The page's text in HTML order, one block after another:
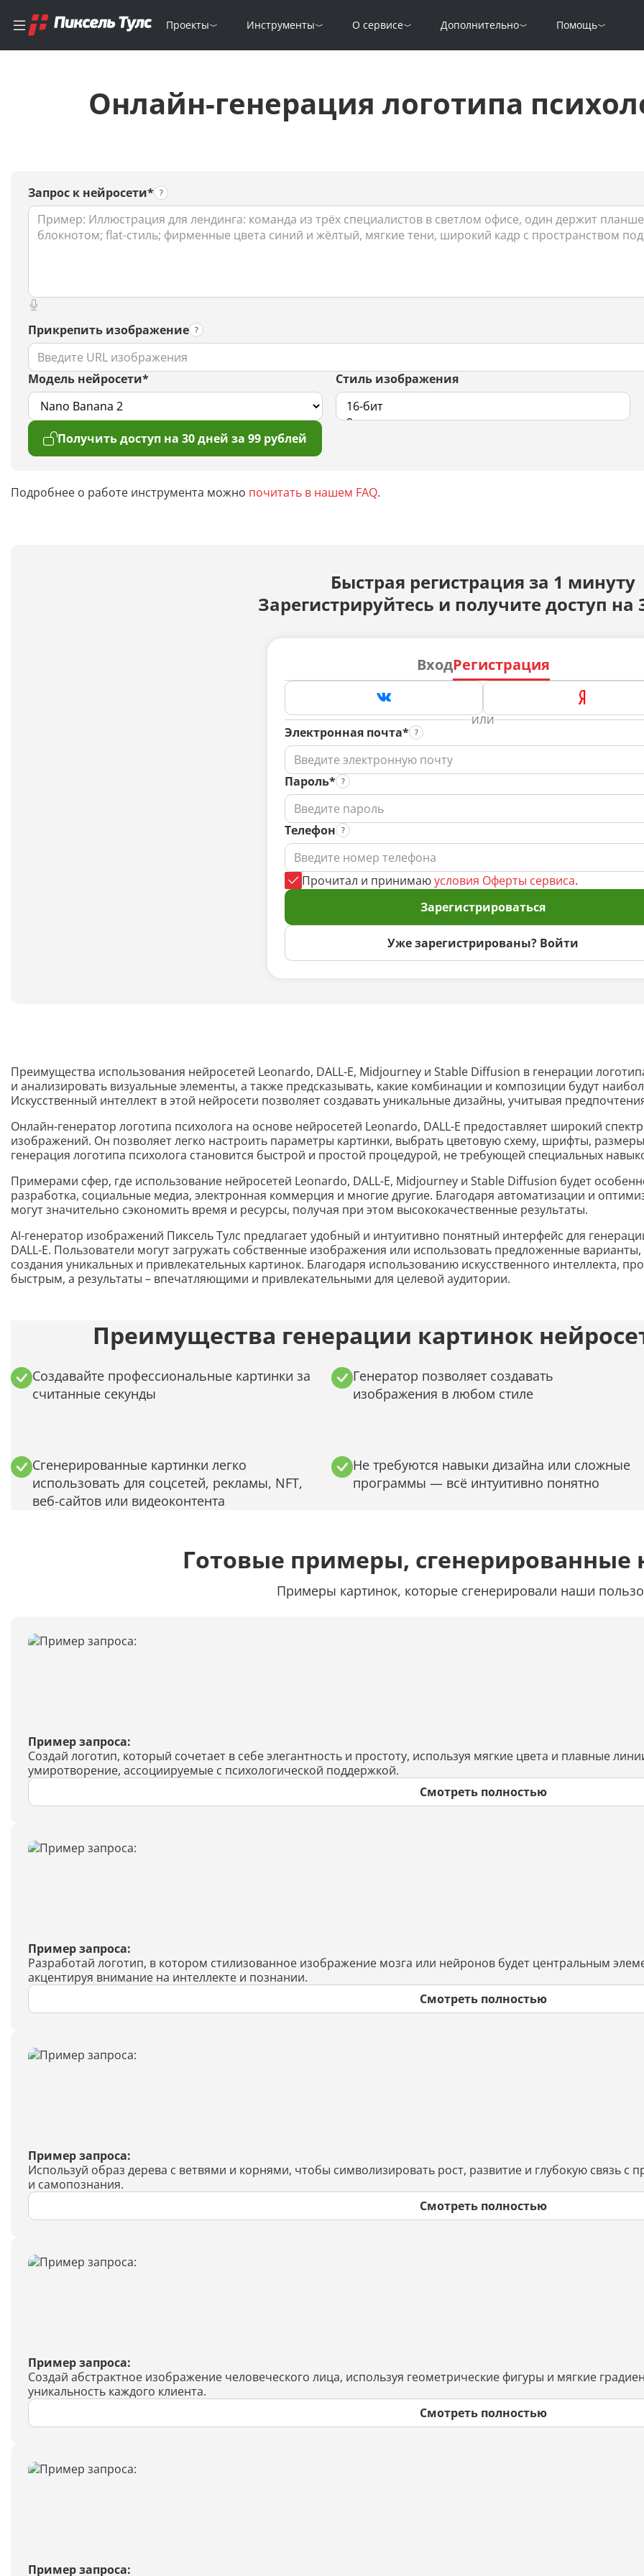
Проекты Инструменты О сервисе Дополнительно Помощь
Онлайн-генерация логотипа
Запрос к нейросети*
Прикрепить изображение
Модель нейросети*
Стиль изображения
Получить доступ на 30 дней за 99 рублей
Подробнее о работе инструмента можно почитать в нашем FAQ.
Быстрая регистрация за 1 минуту
Зарегистрируйтесь и получите доступ на
ВходРегистрация
ИЛИ
Электронная почта*
Пароль*
Телефон
Прочитал и принимаюусловия Оферты сервиса.
Зарегистрироваться
Уже зарегистрированы? Войти
Преимущества использования нейросетей Leonardo, DALL-E, Midjourney и Stable Diffusion в генерации
и анализировать визуальные элементы, а также предсказывать, какие комбинации и композиции будут
Искусственный интеллект в этой нейросети позволяет создавать уникальные дизайны, учитывая
Онлайн-генератор логотипа психолога на основе нейросетей Leonardo, DALL-E предоставляет широкий
изображений. Он позволяет легко настроить параметры картинки, выбрать цветовую схему, шрифты,
генерация логотипа психолога становится быстрой и простой процедурой, не требующей специальных
Примерами сфер, где использование нейросетей Leonardo, DALL-E, Midjourney и Stable Diffusion будет
разработка, социальные медиа, электронная коммерция и многие другие. Благодаря автоматизации и
могут значительно сэкономить время и ресурсы, получая при этом высококачественные результаты.
AI-генератор изображений Пиксель Тулс предлагает удобный и интуитивно понятный интерфейс для
DALL-E. Пользователи могут загружать собственные изображения или использовать предложенные
создания уникальных и привлекательных картинок. Благодаря использованию искусственного интеллекта,
быстрым, а результаты – впечатляющими и привлекательными для целевой аудитории.
Преимущества генерации картинок
Создавайте профессиональные картинки за
считанные секунды
Генератор позволяет создавать
изображения в любом стиле
Сгенерированные картинки легко
использовать для соцсетей, рекламы, NFT,
веб-сайтов или видеоконтента
Не требуются навыки дизайна или сложные
программы — всё интуитивно понятно
Готовые примеры, сгенерированные
Примеры картинок, которые сгенерировали наши
Пример запроса:
Создай логотип, который сочетает в себе элегантность и простоту, используя мягкие цвета и плавные
умиротворение, ассоциируемые с психологической поддержкой.
Смотреть полностью
Пример запроса:
Разработай логотип, в котором стилизованное изображение мозга или нейронов будет центральным
акцентируя внимание на интеллекте и познании.
Смотреть полностью
Пример запроса:
Используй образ дерева с ветвями и корнями, чтобы символизировать рост, развитие и глубокую связь с
и самопознания.
Смотреть полностью
Пример запроса:
Создай абстрактное изображение человеческого лица, используя геометрические фигуры и мягкие
уникальность каждого клиента.
Смотреть полностью
Пример запроса: